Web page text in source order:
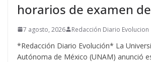
horarios de examen
7 agosto, 2026 Redacción Diario Evolucion
*Redacción Diario Evolución* La
Autónoma de México (UNAM) anunció